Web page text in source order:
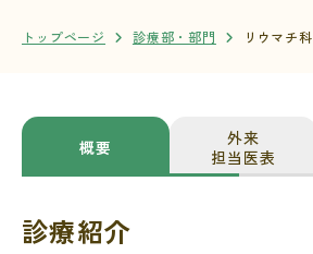
トップページ 診療部・部門 リウマチ科
概要
外来
担当医表
診療紹介